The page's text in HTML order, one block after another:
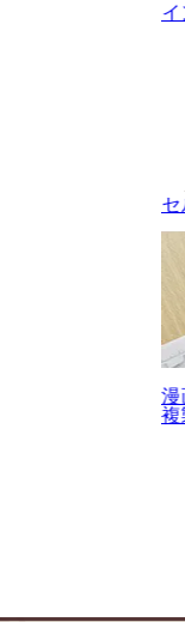
イ
セ
漫
複